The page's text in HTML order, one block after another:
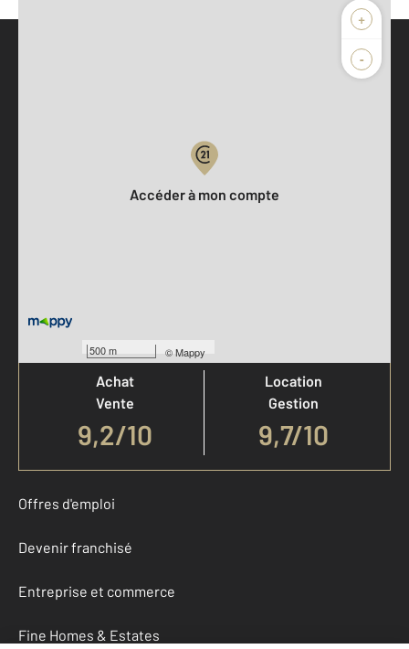
+
-
500 m ©Mappy
Accéder à mon compte
Votre agence est notée
Achat
Vente
9,2/10
Location
Gestion
9,7/10
Offres d'emploi
Devenir franchisé
Entreprise et commerce
Fine Homes & Estates